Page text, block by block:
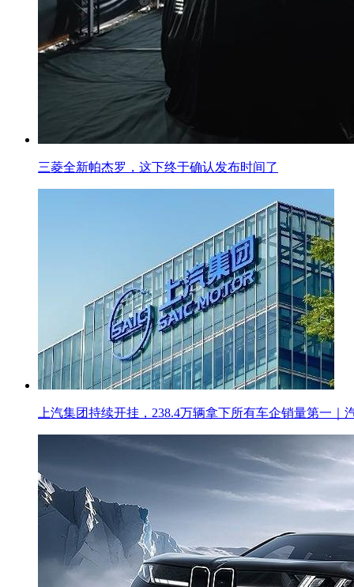
三菱全新帕杰罗，这下终于确认发布时间了
上汽集团持续开挂，238.4万辆拿下所有车企销量第一｜